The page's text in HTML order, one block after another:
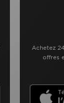
Achetez
offres